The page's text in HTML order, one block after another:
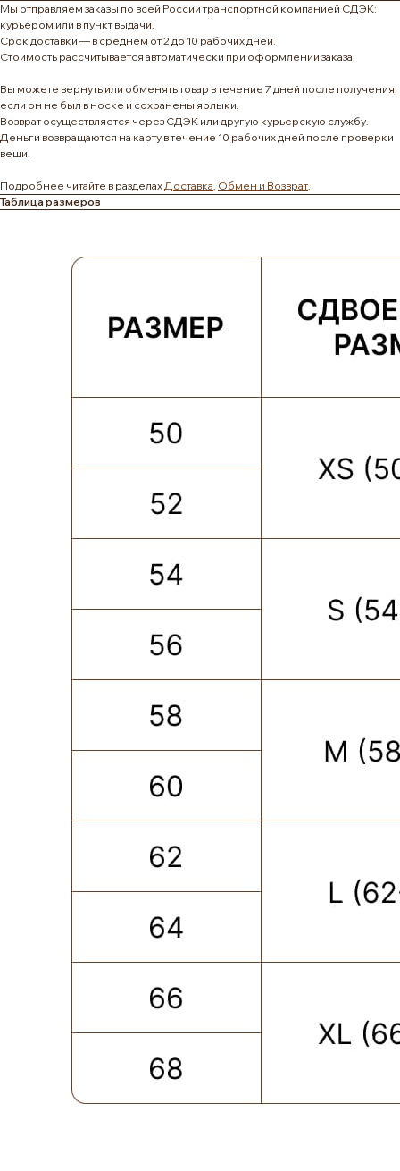
Мы отправляем заказы по всей России транспортной компанией СДЭК:
курьером или в пункт выдачи.
Срок доставки — в среднем от 2 до 10 рабочих дней.
Стоимость рассчитывается автоматически при оформлении заказа.
Вы можете вернуть или обменять товар в течение 7 дней после получения,
если он не был в носке и сохранены ярлыки.
Возврат осуществляется через СДЭК или другую курьерскую службу.
Деньги возвращаются на карту в течение 10 рабочих дней после проверки
вещи.
Подробнее читайте в разделах Доставка Обмен и Возврат.
Таблица размеров